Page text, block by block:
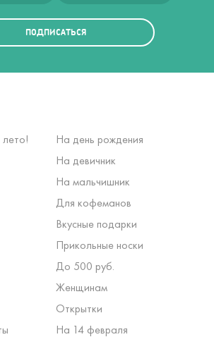
ПОДПИСАТЬСЯ
На день рождения
На девичник
На мальчишник
Для кофеманов
Вкусные подарки
Прикольные носки
До 500 руб.
Женщинам
Открытки
На 14 февраля